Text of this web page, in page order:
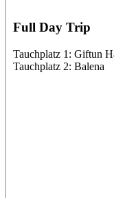
Full Day Trip
Tauchplatz 1: Giftun
Tauchplatz 2: Balena